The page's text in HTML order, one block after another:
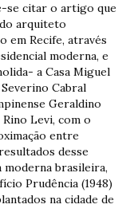
se citar o artigo que
arquiteto
em Recife, através
moderna, e
a Casa Miguel
Cabral
Geraldino
Levi, com o
entre
desse
brasileira,
Prudência (1948)
na cidade de